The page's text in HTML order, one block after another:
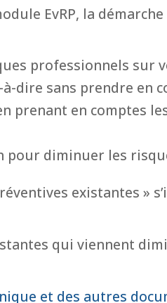
EvRP, la
professionnels sur
dire sans prendre en
prenant en comptes
pour diminuer les
existantes »
qui viennent
et des autres